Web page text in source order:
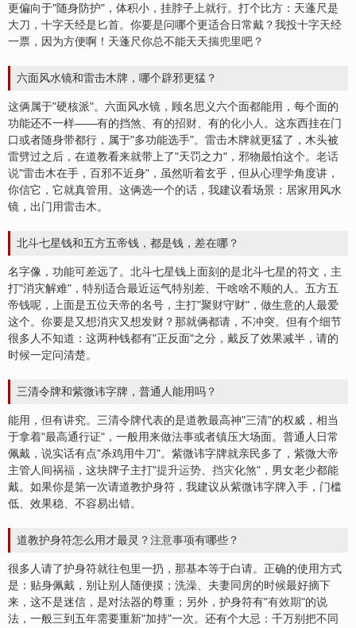
更偏向于"随身防护"，体积小，挂脖子上就行。打个比方：天蓬尺是
大刀，十字天经是匕首。你要是问哪个更适合日常戴？我投十字天经
一票，因为方便啊！天蓬尺你总不能天天揣兜里吧？
六面风水镜和雷击木牌，哪个辟邪更猛？
这俩属于"硬核派"。六面风水镜，顾名思义六个面都能用，每个面的
功能还不一样——有的挡煞、有的招财、有的化小人。这东西挂在门
口或者随身带都行，属于"多功能选手"。雷击木牌就更猛了，木头被
雷劈过之后，在道教看来就带上了"天罚之力"，邪物最怕这个。 老话
说"雷击木在手，百邪不近身"，虽然听着玄乎，但从心理学角度讲，
你信它，它就真管用。这俩选一个的话，我建议看场景：居家用风水
镜，出门用雷击木。
北斗七星钱和五方五帝钱，都是钱，差在哪？
名字像，功能可差远了。北斗七星钱上面刻的是北斗七星的符文，主
打"消灾解难"，特别适合最近运气特别差、干啥啥不顺的人。五方五
帝钱呢，上面是五位天帝的名号，主打"聚财守财"，做生意的人最爱
这个。你要是又想消灾又想发财？那就俩都请，不冲突。但有个细节
很多人不知道：这两种钱都有"正反面"之分，戴反了效果减半，请的
时候一定问清楚。
三清令牌和紫微讳字牌，普通人能用吗？
能用，但有讲究。三清令牌代表的是道教最高神"三清"的权威，相当
于拿着"最高通行证"，一般用来做法事或者镇压大场面。普通人日常
佩戴，说实话有点"杀鸡用牛刀"。紫微讳字牌就亲民多了，紫微大帝
主管人间祸福 ，这块牌子主打"提升运势、 挡灾化煞"，男女老少都能
戴。如果你是第一次请道教护身符，我建议从紫微讳字牌入手，门槛
低、效果稳、不容易出错。
道教护身符怎么用才最灵？注意事项有哪些？
很多人请了护身符就往包里一扔，那基本等于白请。正确的使用方式
是：贴身佩戴，别让别人随便摸；洗澡、夫妻同房的时候最好摘下
来，这不是迷信，是对法器的尊重；另外，护身符有"有效期"的说
法，一般三到五年需要重新"加持"一次。还有个大忌：千万别把不同